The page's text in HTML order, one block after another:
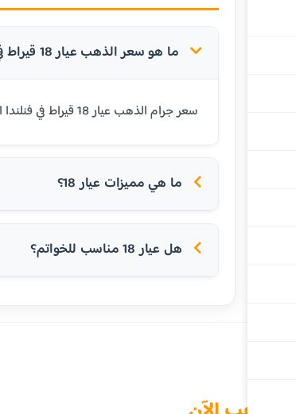
ما هو سعر الذهب عيار 18 قيراط في فنلندا اليوم؟
سعر جرام الذهب عيار 18 قيراط في فنلندا اليوم هو 90.86 يورو. عيار 18 شائع في أوروبا والولايات المتحدة.
ما هي مميزات عيار 18؟
هل عيار 18 مناسب للخواتم؟